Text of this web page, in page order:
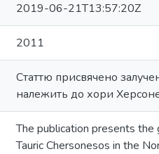
2019-06-21T13:57:20Z
2011
Статтю присвячено
належить до хори
The publication presents
Tauric Chersonesos in the